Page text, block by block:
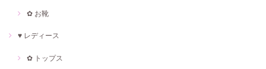
✿ お靴
♥ レディース
✿ トップス